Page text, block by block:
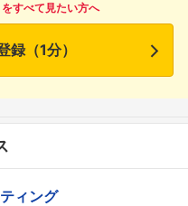
すべて見たい方へ
録（1分）
ィング